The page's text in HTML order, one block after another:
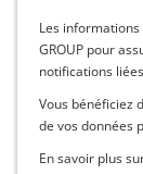
Les informations
GROUP pour
notifications
Vous bénéficiez
de vos données
En savoir plus